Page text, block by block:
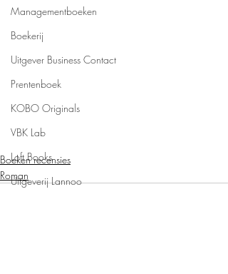
Managementboeken
Boekerij
Uitgever Business Contact
Prentenboek
KOBO Originals
VBK Lab
Loft Books
Uitgeverij Lannoo
Boeken recensies
Roman